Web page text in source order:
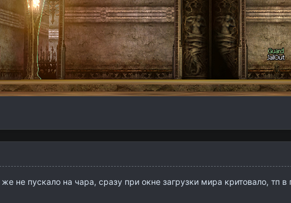
не пускало на чара, сразу при окне загрузки мира критовало, тп